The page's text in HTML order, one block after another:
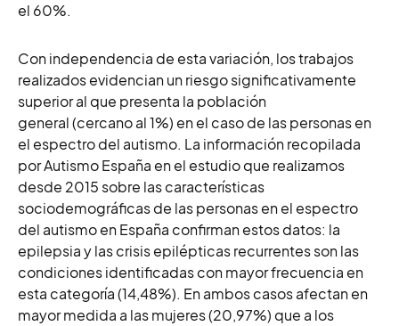
el 60%.
Con independencia de esta variación, los trabajos
realizados evidencian un riesgo significativamente
superior al que presenta la población
general (cercano al 1%) en el caso de las personas en
el espectro del autismo. La información recopilada
por Autismo España en el estudio que realizamos
desde 2015 sobre las características
sociodemográficas de las personas en el espectro
del autismo en España confirman estos datos: la
epilepsia y las crisis epilépticas recurrentes son las
condiciones identificadas con mayor frecuencia en
esta categoría (14,48%). En ambos casos afectan en
mayor medida a las mujeres (20,97%) que a los